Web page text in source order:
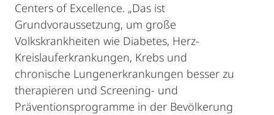
Centers of Excellence. „Das ist
Grundvoraussetzung, um große
Volkskrankheiten wie Diabetes, Herz-
Kreislauferkrankungen, Krebs und
chronische Lungenerkrankungen besser zu
therapieren und Screening- und
Präventionsprogramme in der Bevölkerung